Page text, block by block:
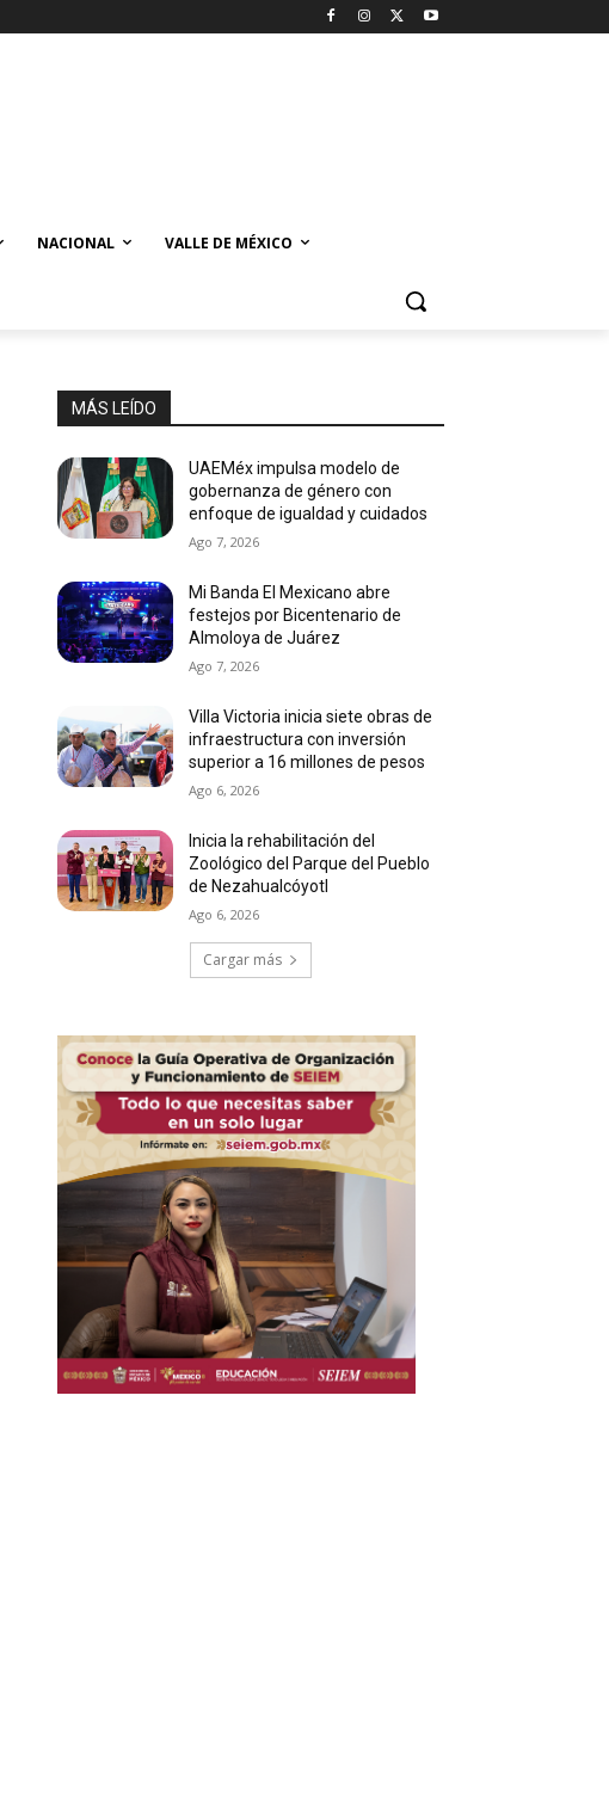
NACIONAL VALLE DE MÉXICO
MÁS LEÍDO
UAEMéx impulsa modelo de
gobernanza de género con
enfoque de igualdad y cuidados
Ago 7, 2026
Mi Banda El Mexicano abre
festejos por Bicentenario de
Almoloya de Juárez
Ago 7, 2026
Villa Victoria inicia siete obras de
infraestructura con inversión
superior a 16 millones de pesos
Ago 6, 2026
Inicia la rehabilitación del
Zoológico del Parque del Pueblo
de Nezahualcóyotl
Ago 6, 2026
Cargar más